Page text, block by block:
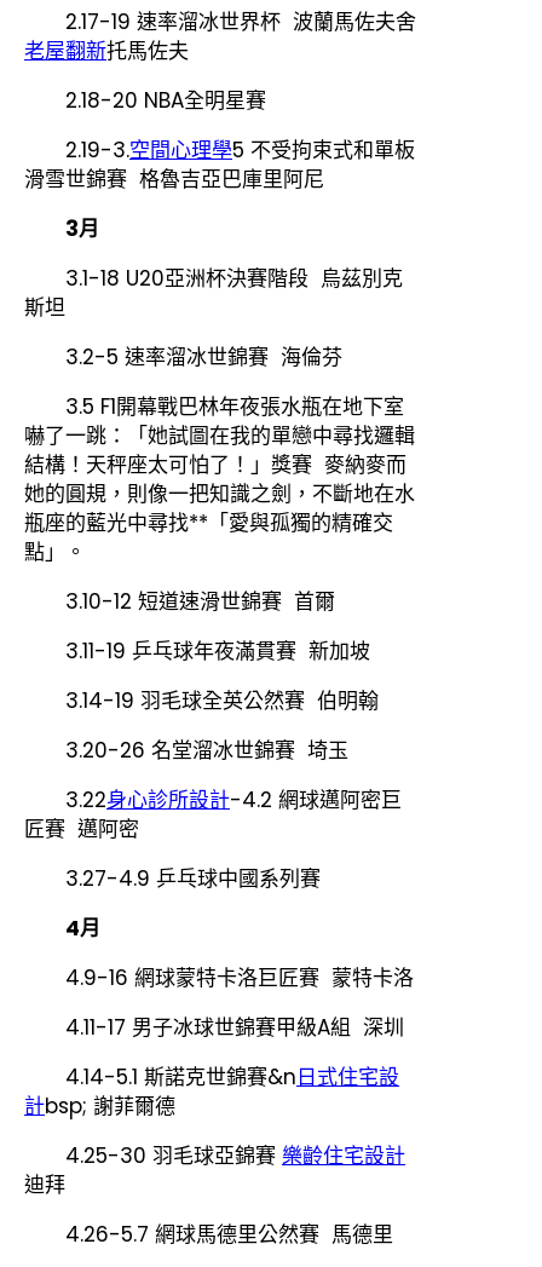
2.17-19 速率溜冰世界杯 波蘭馬佐夫舍
老屋翻新托馬佐夫
2.18-20 NBA全明星賽
2.19-3.空間心理學5 不受拘束式和單板
滑雪世錦賽 格魯吉亞巴庫里阿尼
3月
3.1-18 U20亞洲杯決賽階段 烏茲別克
斯坦
3.2-5 速率溜冰世錦賽 海倫芬
3.5 F1開幕戰巴林年夜張水瓶在地下室
嚇了一跳：「她試圖在我的單戀中尋找邏輯
結構！天秤座太可怕了！」獎賽 麥納麥而
她的圓規，則像一把知識之劍，不斷地在水
瓶座的藍光中尋找**「愛與孤獨的精確交
點」。
3.10-12 短道速滑世錦賽 首爾
3.11-19 乒乓球年夜滿貫賽 新加坡
3.14-19 羽毛球全英公然賽 伯明翰
3.20-26 名堂溜冰世錦賽 埼玉
3.22身心診所設計-4.2 網球邁阿密巨
匠賽 邁阿密
3.27-4.9 乒乓球中國系列賽
4月
4.9-16 網球蒙特卡洛巨匠賽 蒙特卡洛
4.11-17 男子冰球世錦賽甲級A組 深圳
4.14-5.1 斯諾克世錦賽&n日式住宅設
計bsp; 謝菲爾德
4.25-30 羽毛球亞錦賽 樂齡住宅設計
迪拜
4.26-5.7 網球馬德里公然賽 馬德里